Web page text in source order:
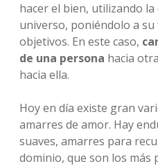
hacer el bien, utilizando
universo, poniéndolo a
objetivos. En este caso,
de una persona hacia
hacia ella.
Hoy en día existe gran
amarres de amor. Hay
suaves, amarres para
dominio, que son los más